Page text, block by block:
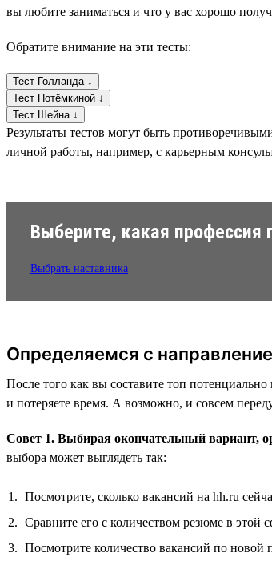
вы любите заниматься и что у вас хорошо
Обратите внимание на эти тесты:
Тест Голланда ↓
Тест Потёмкиной ↓
Тест Шейна ↓
Результаты тестов могут быть
личной работы, например, с карьерным
Выберите, какая профессия
Выбрать наставника
Определяемся с
После того как вы составите топ
и потеряете время. А возможно, и совсем
Совет 1. Выбирая окончательный вариант,
выбора может выглядеть так:
Посмотрите, сколько вакансий на hh.ru
Сравните его с количеством резюме в
Посмотрите количество вакансий по новой